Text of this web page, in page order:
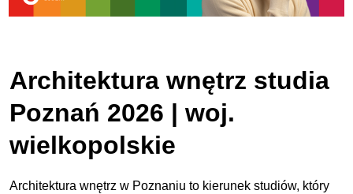
Architektura wnętrz studia
Poznań 2026 | woj.
wielkopolskie
Architektura wnętrz w Poznaniu to kierunek studiów, który